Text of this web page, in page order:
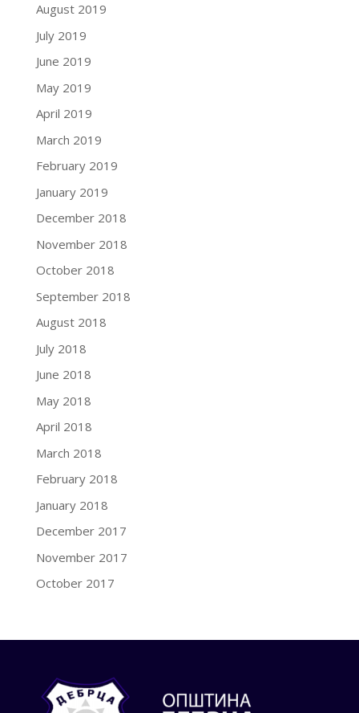
August 2019
July 2019
June 2019
May 2019
April 2019
March 2019
February 2019
January 2019
December 2018
November 2018
October 2018
September 2018
August 2018
July 2018
June 2018
May 2018
April 2018
March 2018
February 2018
January 2018
December 2017
November 2017
October 2017